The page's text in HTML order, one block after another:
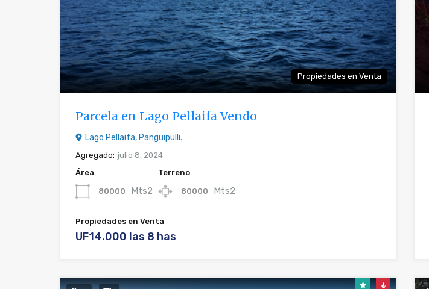
Propiedades en Venta
Parcela en Lago Pellaifa Vendo
Lago Pellaifa, Panguipulli.
Agregado: julio 8, 2024
Área
80000 Mts2
Terreno
80000 Mts2
Propiedades en Venta
UF14.000 las 8 has